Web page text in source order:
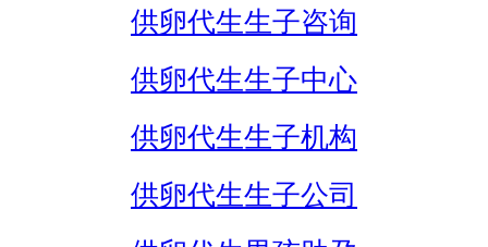
供卵代生生子咨询
供卵代生生子中心
供卵代生生子机构
供卵代生生子公司